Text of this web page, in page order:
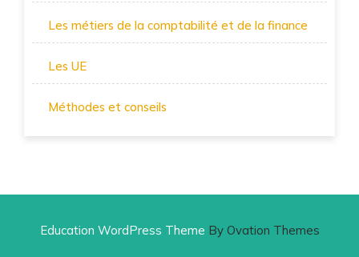
Les métiers de la comptabilité et de la finance
Les UE
Méthodes et conseils
Education WordPress Theme By Ovation Themes